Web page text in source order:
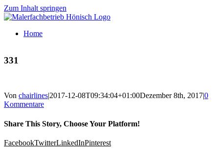
Zum Inhalt springen
Home
331
Von chairlines|2017-12-08T09:34:04+01:00Dezember 8th, 2017|0
Kommentare
Share This Story, Choose Your Platform!
FacebookTwitterLinkedInPinterest